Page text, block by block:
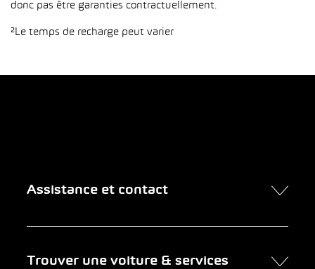
donc pas être garanties contractuellement.
²Le temps de recharge peut varier
Assistance et contact
Trouver une voiture & services